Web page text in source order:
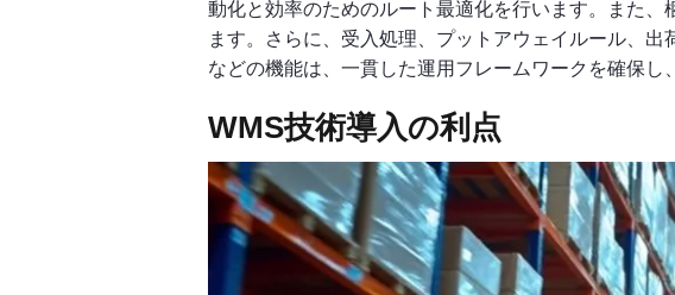
動化と効率のためのルート最適化を行います。また
ます。さらに、受入処理、プットアウェイルール、
などの機能は、一貫した運用フレームワークを確保し
WMS技術導入の利点